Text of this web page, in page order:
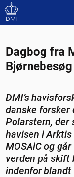
DMI
Dagbog fra
DMI’s
danske forsker
Polarstern, der
havisen i
MOSAiC og
verden på skift
indenfor blandt